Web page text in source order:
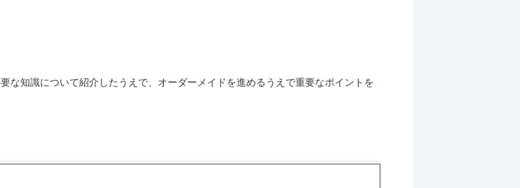
な知識について紹介したうえで、オーダーメイドを進めるうえで重要なポイントを